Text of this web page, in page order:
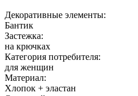
Декоративные элементы:
Бантик
Застежка:
на крючках
Категория потребителя:
для женщин
Материал:
Хлопок + эластан